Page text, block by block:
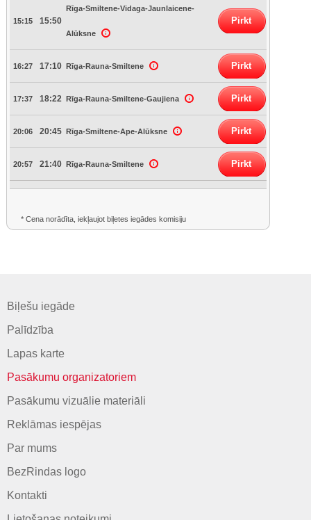
15:15 15:50
Rīga-Smiltene-Vidaga-Jaunlaicene-
Alūksne
Pirkt
16:27 17:10 Rīga-Rauna-Smiltene Pirkt
17:37 18:22 Rīga-Rauna-Smiltene-Gaujiena Pirkt
20:06 20:45 Rīga-Smiltene-Ape-Alūksne Pirkt
20:57 21:40 Rīga-Rauna-Smiltene Pirkt
* Cena norādīta, iekļaujot biļetes iegādes komisiju
Biļešu iegāde
Palīdzība
Lapas karte
Pasākumu organizatoriem
Pasākumu vizuālie materiāli
Reklāmas iespējas
Par mums
BezRindas logo
Kontakti